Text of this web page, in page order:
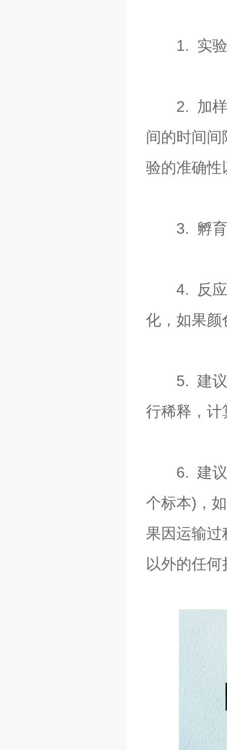
1. 实验操
2. 加样：
间的时间
验的准确性
3. 孵育：
4. 反应时
化，如果颜
5. 建议实
行稀释，计
6. 建议使
个标本)，
果因运输
以外的任何